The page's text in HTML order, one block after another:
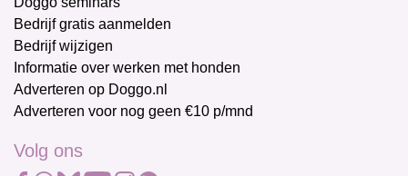
Bedrijf gratis aanmelden
Bedrijf wijzigen
Informatie over werken met honden
Adverteren op Doggo.nl
Adverteren voor nog geen €10 p/mnd
Volg ons